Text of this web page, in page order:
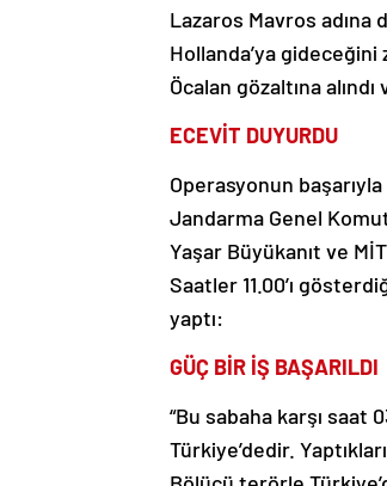
Lazaros Mavros adına
Hollanda’ya
Öcalan gözaltına
ECEVİT DUYURDU
Operasyonun
Jandarma Genel
Yaşar Büyükanıt ve
Saatler 11.00’ı
yaptı:
GÜÇ BİR İŞ BAŞARILDI
“Bu sabaha karşı saat
Türkiye’dedir.